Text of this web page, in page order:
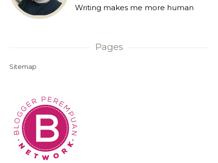
Writing makes me more human
Pages
Sitemap